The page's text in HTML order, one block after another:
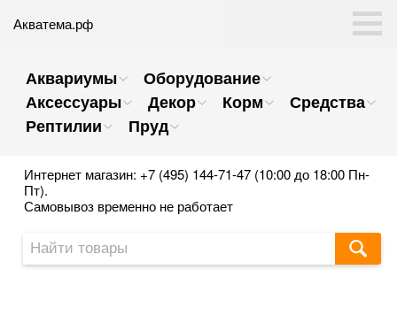
Акватема.рф
Аквариумы
Оборудование
Аксессуары
Декор Корм
Средства
Рептилии
Пруд
Интернет магазин: +7 (495) 144-71-47 (10:00 до 18:00 Пн-
Пт).
Самовывоз временно не работает